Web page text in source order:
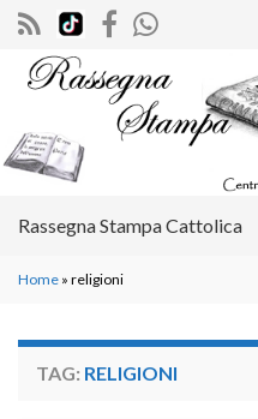
Search for:
Rassegna Stampa Cattolica
Home » religioni
TAG: RELIGIONI